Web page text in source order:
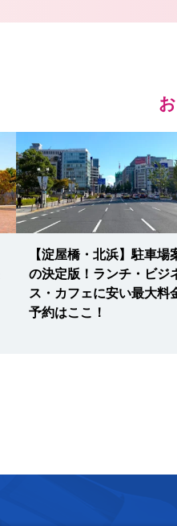
【淀屋橋・北浜】駐車場
の決定版！ランチ・ビジ
ス・カフェに安い最大料
予約はここ！